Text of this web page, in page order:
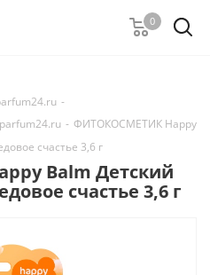
0
-
- ФИТОКОСМЕТИК Happy
счастье 3,6 г
Balm Детский
счастье 3,6 г